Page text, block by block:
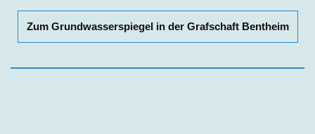
Zum Grundwasserspiegel in der Grafschaft Bentheim